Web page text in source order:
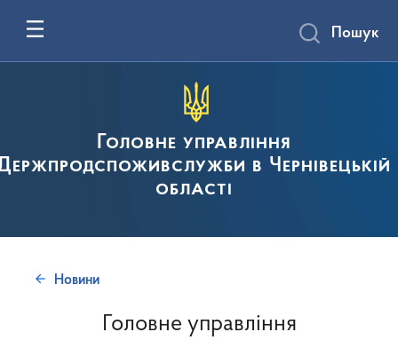
Головне управління
в Чернівецькій
області
Пошук
Новини
Головне управління